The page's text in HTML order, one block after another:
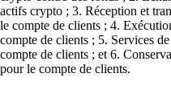
actifs crypto ; 3. Réception et
le compte de clients ; 4.
compte de clients ; 5. Services
compte de clients ; et 6.
pour le compte de clients.